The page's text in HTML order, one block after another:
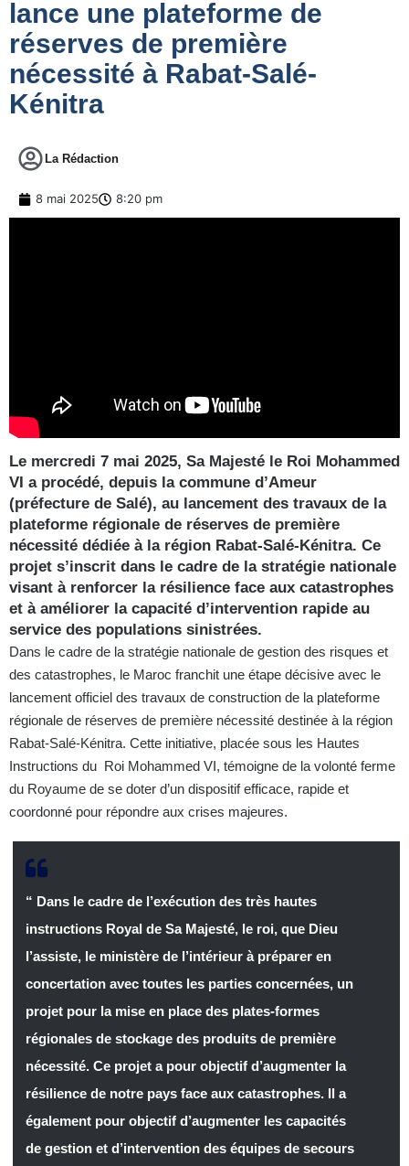
lance une plateforme de
réserves de première
nécessité à Rabat-Salé-
Kénitra
La Rédaction
8 mai 2025 8:20 pm
Le mercredi 7 mai 2025, Sa Majesté le Roi Mohammed
VI a procédé, depuis la commune d’Ameur
(préfecture de Salé), au lancement des travaux de la
plateforme régionale de réserves de première
nécessité dédiée à la région Rabat-Salé-Kénitra. Ce
projet s’inscrit dans le cadre de la stratégie nationale
visant à renforcer la résilience face aux catastrophes
et à améliorer la capacité d’intervention rapide au
service des populations sinistrées.
Dans le cadre de la stratégie nationale de gestion des risques et
des catastrophes, le Maroc franchit une étape décisive avec le
lancement officiel des travaux de construction de la plateforme
régionale de réserves de première nécessité destinée à la région
Rabat-Salé-Kénitra. Cette initiative, placée sous les Hautes
Instructions du Roi Mohammed VI, témoigne de la volonté ferme
du Royaume de se doter d’un dispositif efficace, rapide et
coordonné pour répondre aux crises majeures.
“ Dans le cadre de l’exécution des très hautes
instructions Royal de Sa Majesté, le roi, que Dieu
l’assiste, le ministère de l’intérieur à préparer en
concertation avec toutes les parties concernées, un
projet pour la mise en place des plates-formes
régionales de stockage des produits de première
nécessité. Ce projet a pour objectif d’augmenter la
résilience de notre pays face aux catastrophes. Il a
également pour objectif d’augmenter les capacités
de gestion et d’intervention des équipes de secours